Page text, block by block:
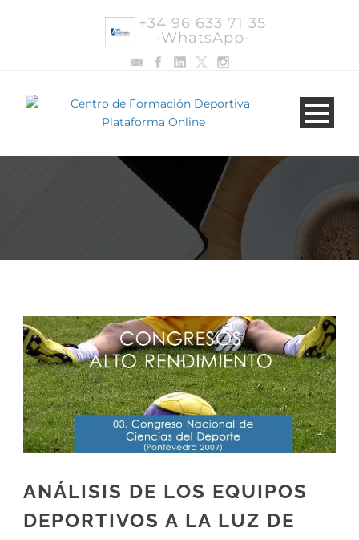
+34 96 633 71 35
·WhatsApp·
ANÁLISIS DE LOS EQUIPOS
DEPORTIVOS A LA LUZ DE